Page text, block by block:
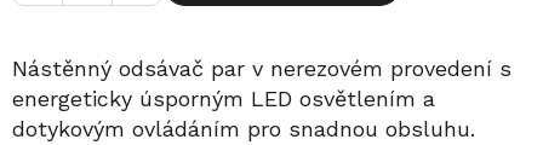
Nástěnný odsávač par v nerezovém provedení s
energeticky úsporným LED osvětlením a
dotykovým ovládáním pro snadnou obsluhu.